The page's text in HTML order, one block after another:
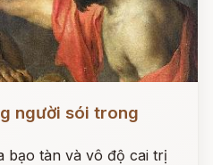
người sói trong
bạo tàn và vô độ cai trị